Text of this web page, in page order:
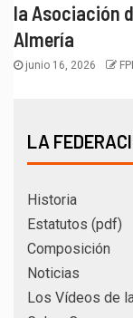
la Asociación
Almería
junio 16, 2026
LA
Historia
Estatutos (pdf)
Composición
Noticias
Los Vídeos de